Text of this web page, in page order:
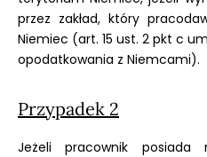
przez zakład, który
Niemiec (art. 15 ust. 2 pkt c
opodatkowania z Niemcami).
Przypadek 2
Jeżeli pracownik posiada